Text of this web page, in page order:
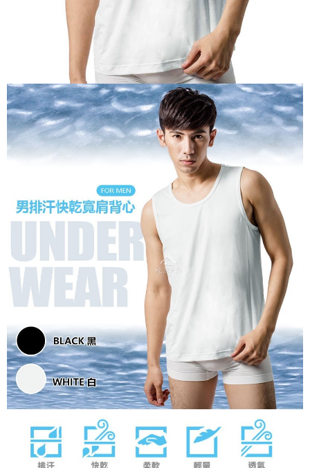
ATM／網路銀行／等多元方式進行付款，方視為交易完成。
※ 請注意：結帳手續完成當下不需立刻繳費，但若您需要取消訂單，請聯絡
購買商品的店家。未經商家同意取消之訂單仍視為有效，需透過AFTEE先享
後付繳納相關費用。
※ 交易是否成功請以「AFTEE先享後付 」之結帳頁面顯示為準，若有關於
是否繳費成功／繳費後需取消欲退款等相關疑問，請聯繫「AFTEE先享後付
客戶支援中心」https://netprotections.freshdesk.com/support/home
【注意事項】
１．透過由恩沛科技股份有限公司提供之「AFTEE先享後付」服務完成之交
易，需依本服務之必要範圍內提供個人資料，並將交易相關給付款項請求債
權轉讓予恩沛科技股份有限公司。
２．關於個人資料處理事宜，請瀏覽以下網址：
３．未成年的使用者請事先徵得法定代理人或監護人之同意方可使用
「AFTEE先享後付」，若未經同意申辦者引起之損失，本公司不負相關責
任。
４．使用「AFTEE先享後付」時，將依據個別帳號之用戶狀況，依本公司即
時審查核予不同之上限額度；若仍有額度不足之情形，本公司將視審查結果
請求用戶進行身份認證。
５．嚴禁一人註冊多個帳號或使用他人資訊註冊。若發現惡意使用之情形，
恩沛科技股份有限公司將有權停止該用戶之使用額度並採取法律行動。
每筆NT$60，滿NT$1,000(含以上)免運費
付款後萊爾富取貨
每筆NT$60，滿NT$1,000(含以上)免運費
7-11付款取貨
每筆NT$60，滿NT$1,000(含以上)免運費
付款後7-11取貨
每筆NT$60，滿NT$1,000(含以上)免運費
每筆NT$100，滿NT$1,000(含以上)免運費
桃源戶外門市取貨
每筆NT$100，滿NT$1,000(含以上)免運費
宅配
每筆NT$100，滿NT$1,000(含以上)免運費